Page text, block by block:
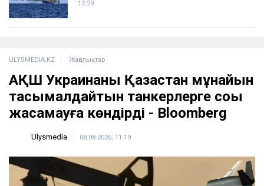
12:29
ULYSMEDIA.KZ Жаңалықтар
АҚШ Украинаны Қазақстан мұнайын
тасымалдайтын танкерлерге соққы
жасамауға көндірді - Bloomberg
Ulysmedia 08.08.2026, 11:19